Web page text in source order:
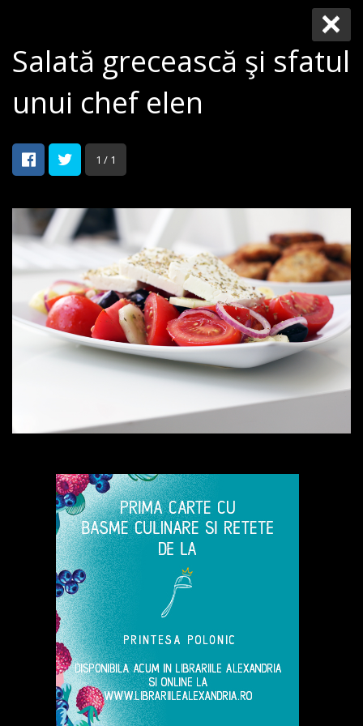
Salată grecească şi sfatul
unui chef elen
1 / 1